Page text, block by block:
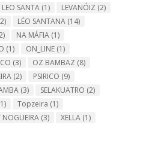
LEO SANTA(1) LEVANÓIZ (2)
LÉO SANTANA(14)
NA MÁFIA(1)
(1) ON_LINE(1)
(3) OZ BAMBAZ (8)
(2) PSIRICO (9)
(3) SELAKUATRO (2)
Topzeira (1)
NOGUEIRA(3) XELLA(1)